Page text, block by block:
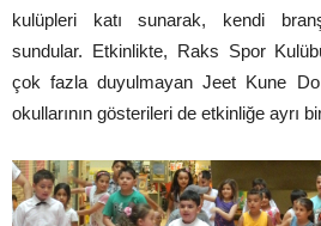
kulüpleri katı sunarak, kendi
sundular. Etkinlikte, Raks Spor
çok fazla duyulmayan Jeet Kune Do
okullarının gösterileri de etkinliğe ayrı